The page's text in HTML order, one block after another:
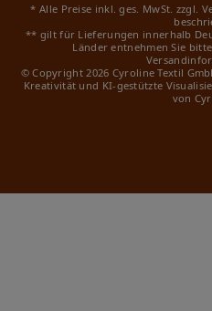
* Alle Preise inkl. ges. MwSt. zzgl.
** gilt für Lieferungen innerhalb
Länder entnehmen Sie
© Copyright 2026 Cyroline Textil
Kreativität und KI-gestützte
von